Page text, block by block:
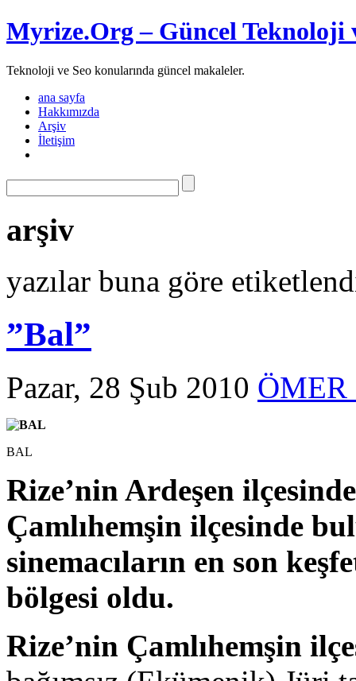
Myrize.Org – Güncel Teknoloji
Teknoloji ve Seo konularında güncel makaleler.
ana sayfa
Hakkımızda
Arşiv
İletişim
arşiv
yazılar buna göre
”Bal”
Pazar, 28 Şub 2010
BAL
Rize’nin Ardeşen
Çamlıhemşin ilçesinde
sinemacıların en son
bölgesi oldu.
Rize’nin Çamlıhemşin